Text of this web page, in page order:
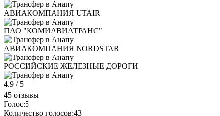
АВИАКОМПАНИЯ UTAIR
ПАО "КОМИАВИАТРАНС"
АВИАКОМПАНИЯ NORDSTAR
РОССИЙСКИЕ ЖЕЛЕЗНЫЕ ДОРОГИ
4.9 / 5
45 отзывы
Голос:5
Количество голосов:43